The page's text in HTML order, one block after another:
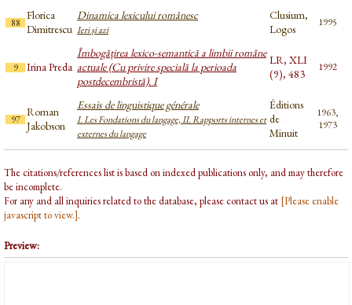
88
Florica
Dimitrescu
Dinamica lexicului românesc
Ieri și azi
Clusium,
Logos
1995
9 Irina Preda
Îmbogățirea lexico-semantică a limbii române
actuale (Cu privire specială la perioada
postdecembristă). I
LR, XLI
(9), 483
1992
97
Roman
Jakobson
Essais de linguistique générale
I. Les Fondations du langage, II. Rapports internes et
externes du langage
Éditions
de
Minuit
1963,
1973
The citations/references list is based on indexed publications only, and may therefore
be incomplete.
For any and all inquiries related to the database, please contact us at [Please enable
javascript to view.].
Preview: